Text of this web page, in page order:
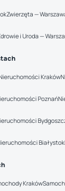
Zwierzęta —
i Uroda —
Kraków
Poznań
Białystok
Kraków